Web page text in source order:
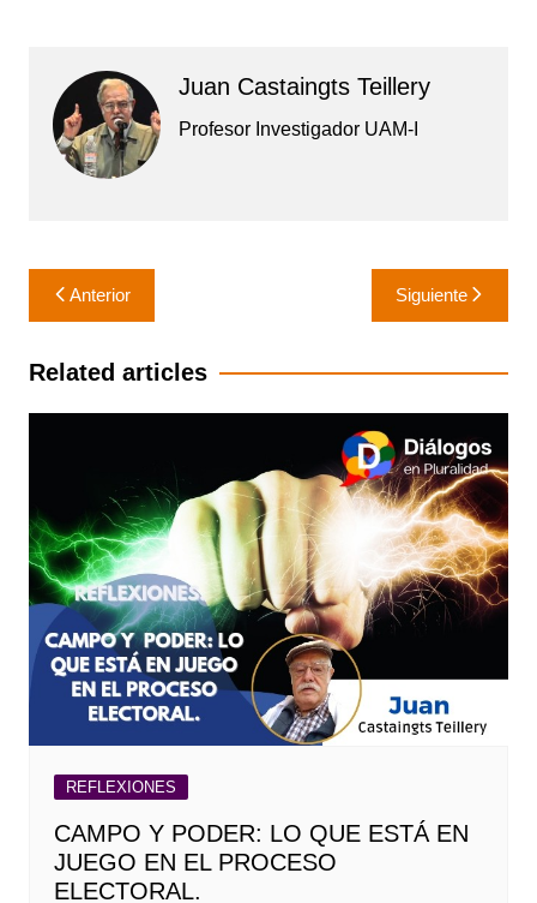
Juan Castaingts Teillery
Profesor Investigador UAM-I
Navegación
de
entradas
Anterior Siguiente
Related articles
REFLEXIONES
CAMPO Y PODER: LO QUE ESTÁ EN
JUEGO EN EL PROCESO
ELECTORAL.